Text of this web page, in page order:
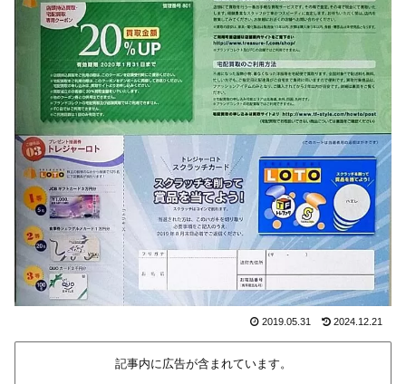
2019.05.31 2024.12.21
記事内に広告が含まれています。